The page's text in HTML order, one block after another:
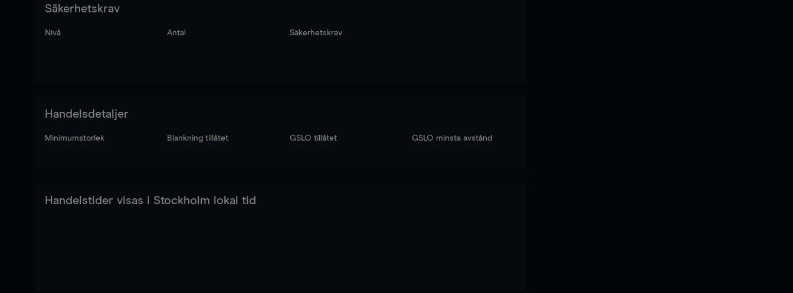
Säkerhetskrav
Nivå Antal Säkerhetskrav
Handelsdetaljer
Minimumstorlek Blankning tillåtet GSLO tillåtet GSLO minsta avstånd
Handelstider visas i Stockholm lokal tid